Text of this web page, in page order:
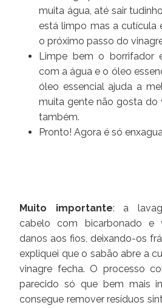
muita água, até sair
está limpo mas a cutícula
o próximo passo do
Limpe bem o borrifador
com a água e o óleo
óleo essencial ajuda a
muita gente não gosta do
também.
Pronto! Agora é só
Muito importante: a
cabelo com bicarbonado e
danos aos fios, deixando-os
expliquei que o sabão abre a
vinagre fecha. O processo
parecido só que bem mais
consegue remover resíduos